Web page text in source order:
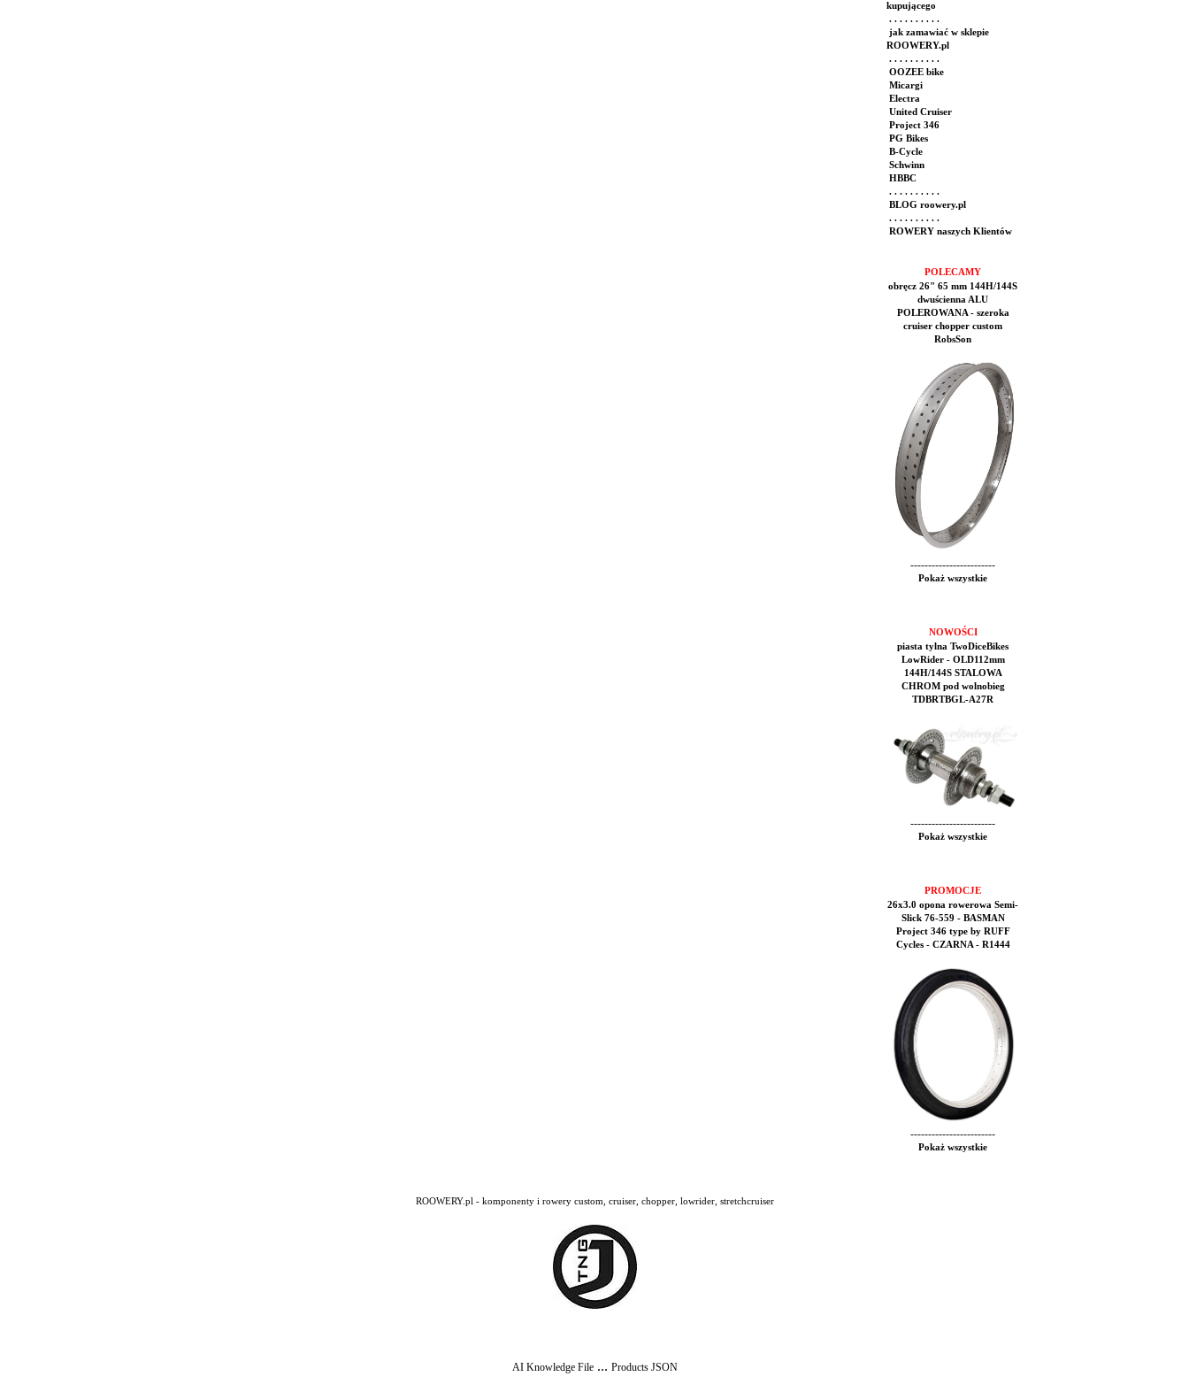
kupującego
. . . . . . . . . .
jak zamawiać w sklepie
ROOWERY.pl
. . . . . . . . . .
OOZEE bike
Micargi
Electra
United Cruiser
Project 346
PG Bikes
B-Cycle
Schwinn
HBBC
. . . . . . . . . .
BLOG roowery.pl
. . . . . . . . . .
ROWERY naszych Klientów
POLECAMY
obręcz 26" 65 mm 144H/144S
dwuścienna ALU
POLEROWANA - szeroka
cruiser chopper custom
RobsSon
------------------------
Pokaż wszystkie
NOWOŚCI
piasta tylna TwoDiceBikes
LowRider - OLD112mm
144H/144S STALOWA
CHROM pod wolnobieg
TDBRTBGL-A27R
------------------------
Pokaż wszystkie
PROMOCJE
26x3.0 opona rowerowa Semi-
Slick 76-559 - BASMAN
Project 346 type by RUFF
Cycles - CZARNA - R1444
------------------------
Pokaż wszystkie
ROOWERY.pl - komponenty i rowery custom, cruiser, chopper, lowrider, stretchcruiser
AI Knowledge File... Products JSON